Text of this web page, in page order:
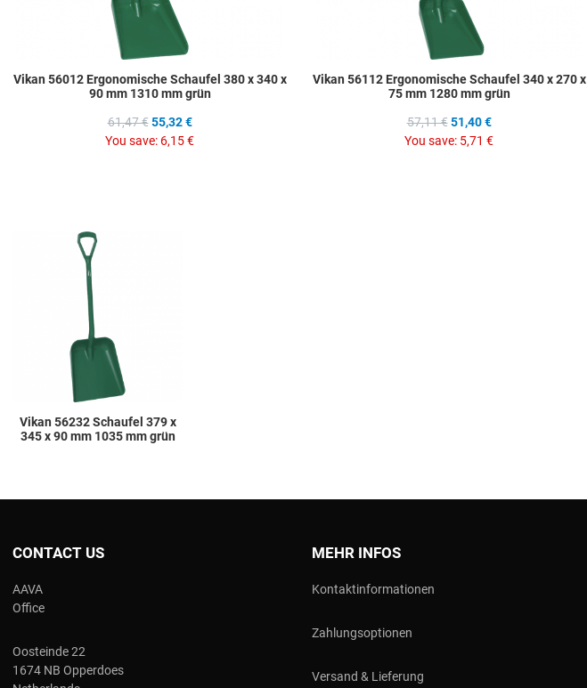
Vikan 56012 Ergonomische Schaufel 380 x 340 x
90 mm 1310 mm grün
61,47 € 55,32 €
You save: 6,15 €
Vikan 56112 Ergonomische Schaufel 340 x 270 x
75 mm 1280 mm grün
57,11 € 51,40 €
You save: 5,71 €
Vikan 56232 Schaufel 379 x
345 x 90 mm 1035 mm grün
CONTACT US
AAVA
Office
Oosteinde 22
1674 NB Opperdoes
MEHR INFOS
Kontaktinformationen
Zahlungsoptionen
Versand & Lieferung